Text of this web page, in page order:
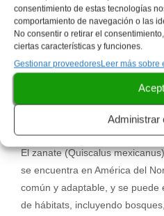
consentimiento de estas tecnologías
comportamiento de navegación o las
No consentir o retirar el
ciertas características y funciones.
Gestionar proveedoresLeer más sobre
Administrar
Curiosidades
El zanate (Quiscalus
se encuentra en América del
común y adaptable, y se puede
de hábitats, incluyendo